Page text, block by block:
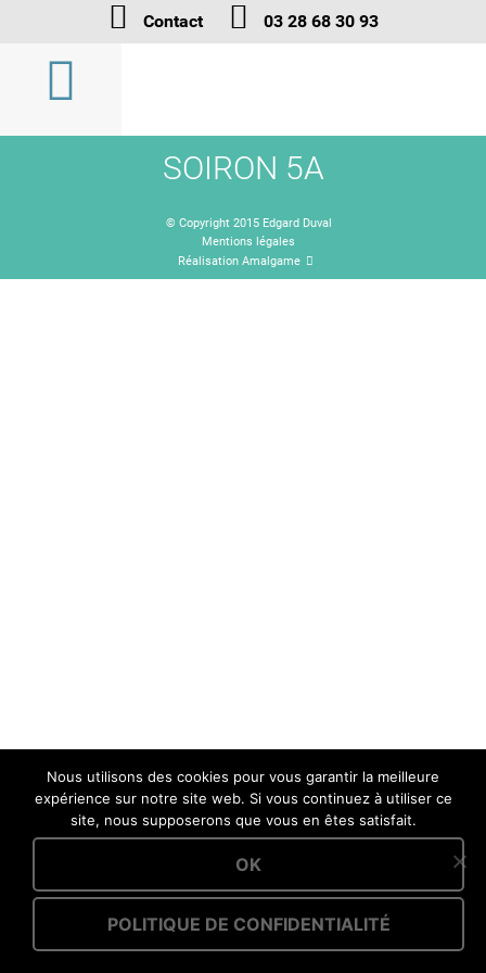
Contact 03 28 68 30 93
SOIRON 5A
© Copyright 2015 Edgard Duval
Mentions légales
Réalisation Amalgame
Nous utilisons des cookies pour vous garantir la meilleure
expérience sur notre site web. Si vous continuez à utiliser ce
site, nous supposerons que vous en êtes satisfait.
OK
POLITIQUE DE CONFIDENTIALITÉ